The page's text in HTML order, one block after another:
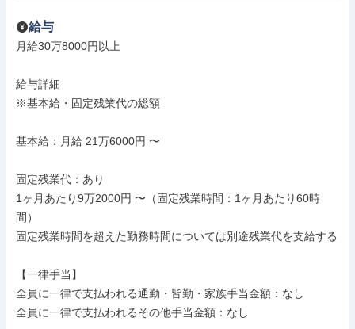
給与
月給30万8000円以上
給与詳細
※基本給・固定残業代の総額
基本給：月給 21万6000円 〜
固定残業代：あり
1ヶ月あたり9万2000円 〜（固定残業時間：1ヶ月あたり60時
間）
固定残業時間を超えた勤務時間については別途残業代を支給する
【一律手当】
全員に一律で支払われる通勤・皆勤・家族手当金額：なし
全員に一律で支払われるその他手当金額：なし